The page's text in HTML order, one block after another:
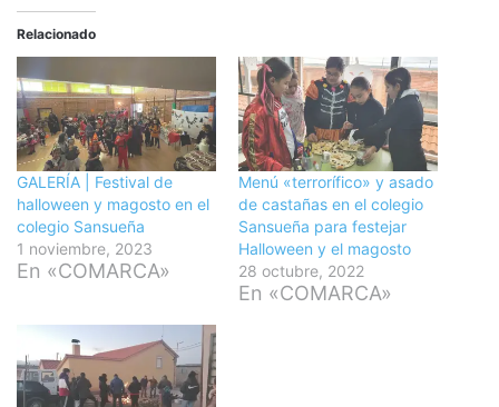
Relacionado
GALERÍA | Festival de
halloween y magosto en el
colegio Sansueña
1 noviembre, 2023
En «COMARCA»
Menú «terrorífico» y asado
de castañas en el colegio
Sansueña para festejar
Halloween y el magosto
28 octubre, 2022
En «COMARCA»